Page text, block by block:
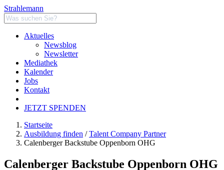
Strahlemann
Aktuelles
Newsblog
Newsletter
Mediathek
Kalender
Jobs
Kontakt
JETZT SPENDEN
Startseite
Ausbildung finden /Talent Company Partner
Calenberger Backstube Oppenborn OHG
Calenberger Backstube Oppenborn OHG